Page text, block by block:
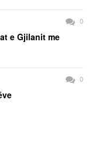
0
e Gjilanit me
0